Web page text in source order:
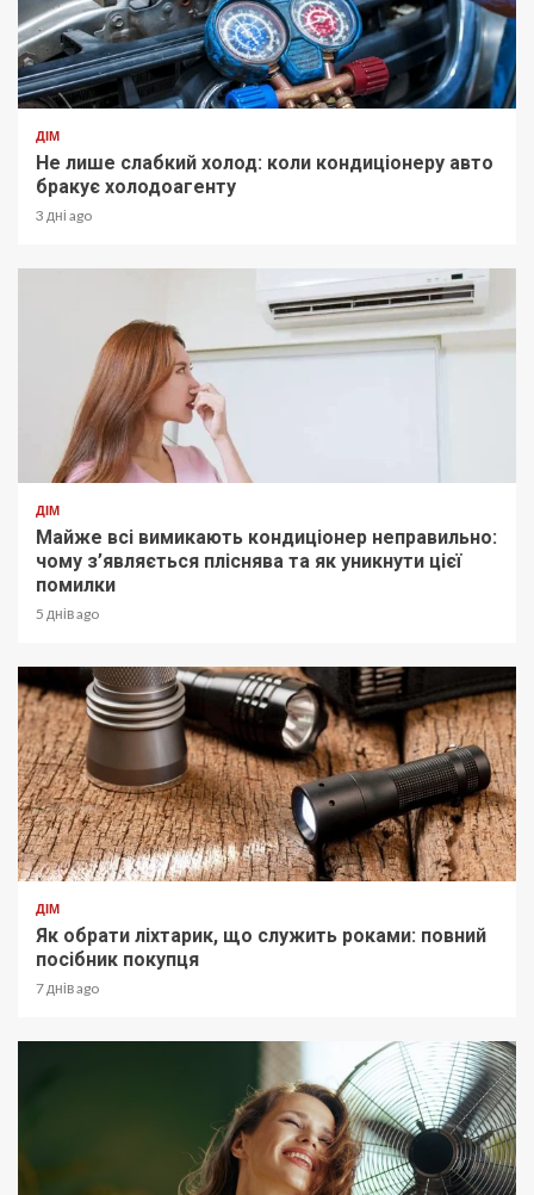
ДІМ
Не лише слабкий холод: коли кондиціонеру авто
бракує холодоагенту
3 дні ago
ДІМ
Майже всі вимикають кондиціонер неправильно:
чому з’являється пліснява та як уникнути цієї
помилки
5 днів ago
ДІМ
Як обрати ліхтарик, що служить роками: повний
посібник покупця
7 днів ago